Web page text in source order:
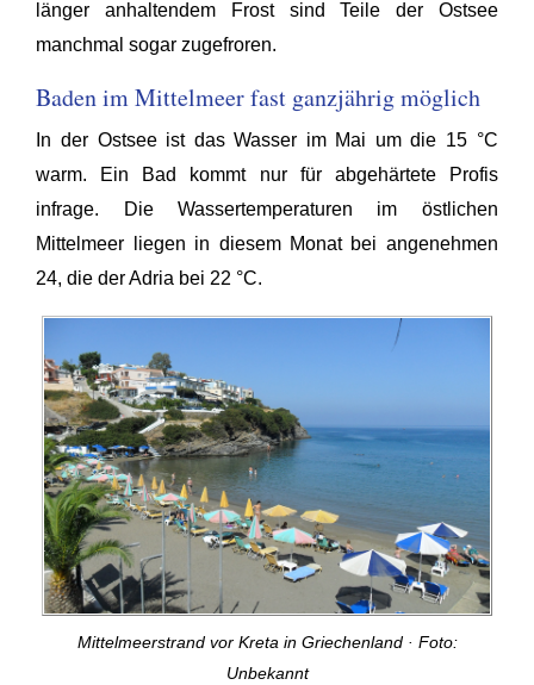
länger anhaltendem Frost sind Teile der Ostsee
manchmal sogar zugefroren.
Baden im Mittelmeer fast ganzjährig möglich
In der Ostsee ist das Wasser im Mai um die 15 °C
warm. Ein Bad kommt nur für abgehärtete Profis
infrage. Die Wassertemperaturen im östlichen
Mittelmeer liegen in diesem Monat bei angenehmen
24, die der Adria bei 22 °C.
Mittelmeerstrand vor Kreta in Griechenland · Foto:
Unbekannt